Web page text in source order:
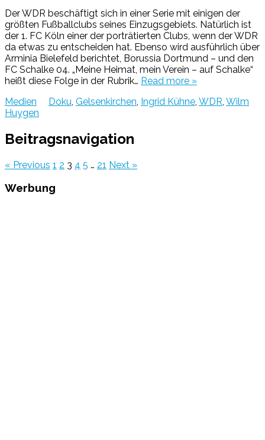
Der WDR beschäftigt sich in einer Serie mit einigen der
größten Fußballclubs seines Einzugsgebiets. Natürlich ist
der 1. FC Köln einer der porträtierten Clubs, wenn der WDR
da etwas zu entscheiden hat. Ebenso wird ausführlich über
Arminia Bielefeld berichtet, Borussia Dortmund – und den
FC Schalke 04. „Meine Heimat, mein Verein – auf Schalke“
heißt diese Folge in der Rubrik… Read more »
Medien
Doku, Gelsenkirchen, Ingrid Kühne, WDR, Wilm
Huygen
Beitragsnavigation
« Previous 1 2 3 4 5 … 21 Next »
Werbung